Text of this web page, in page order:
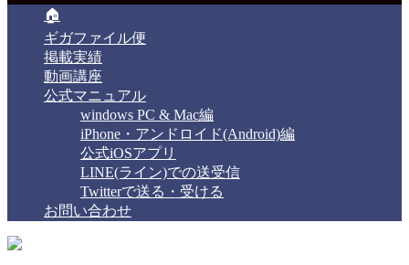
🏠
ギガファイル便
掲載実績
動画講座
公式マニュアル
windows PC & Mac編
iPhone・アンドロイド(Android)編
公式iOSアプリ
LINE(ライン)での送受信
Twitterで送る・受ける
お問い合わせ